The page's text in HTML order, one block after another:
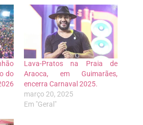
do
Lava-Pratos na Praia de
Araoca, em Guimarães,
encerra Carnaval 2025.
março 20, 2025
Em "Geral"